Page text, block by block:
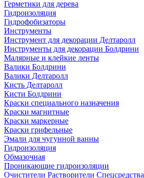
Герметики для дерева
Гидроизоляция
Гидрофобизаторы
Инструменты
Инструмент для декорации Делтаролл
Инструменты для декорации Болдрини
Малярные и клейкие ленты
Валики Болдрини
Валики Делтаролл
Кисть Делтаролл
Кисти Болдрини
Краски специального назначения
Краски магнитные
Краски маркерные
Краски грифельные
Эмали для чугунной ванны
Гидроизоляция
Обмазочная
Проникающие гидроизоляции
Очистители Растворители Спецсредства